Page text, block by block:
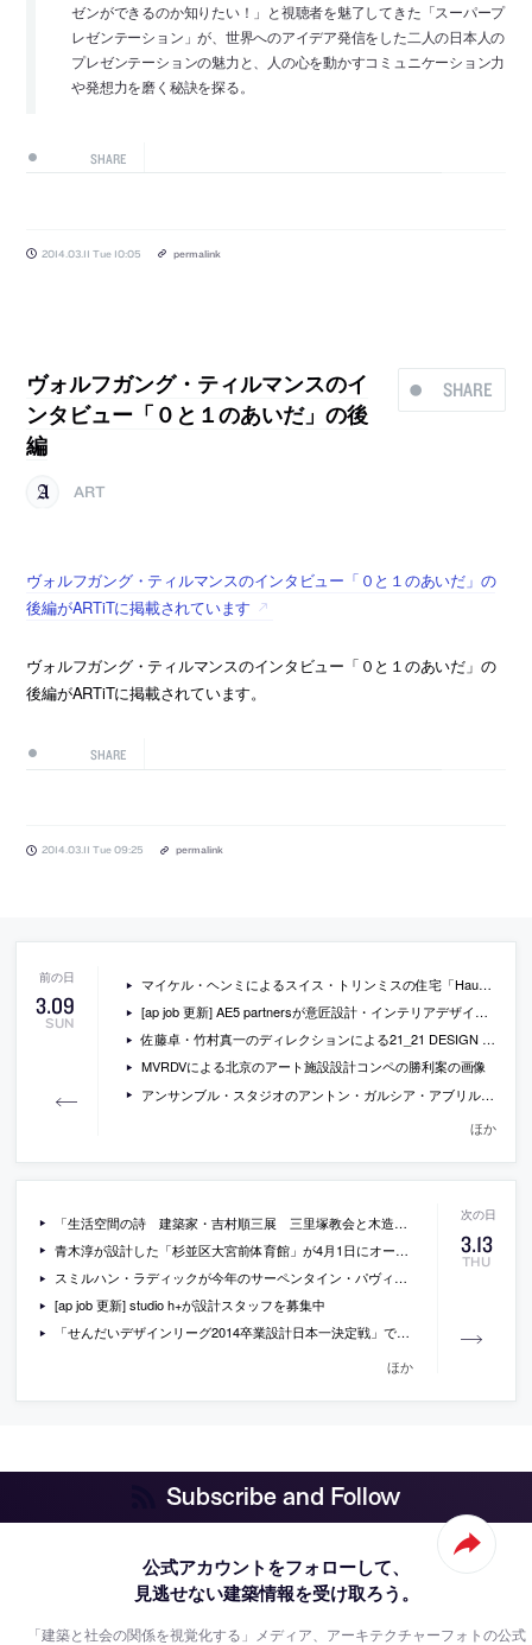
ゼンができるのか知りたい！」と視聴者を魅了してきた「スーパープ
レゼンテーション」が、世界へのアイデア発信をした二人の日本人の
プレゼンテーションの魅力と、人の心を動かすコミュニケーション力
や発想力を磨く秘訣を探る。
SHARE
2014.03.11 Tue 10:05 permalink
SHARE
ヴォルフガング・ティルマンスのイ
ンタビュー「０と１のあいだ」の後
編
ART
ヴォルフガング・ティルマンスのインタビュー「０と１のあいだ」の
後編がARTiTに掲載されています
ヴォルフガング・ティルマンスのインタビュー「０と１のあいだ」の
後編がARTiTに掲載されています。
SHARE
2014.03.11 Tue 09:25 permalink
3.09
SUN
マイケル・ヘンミによるスイス・トリンミスの住宅「Haus Hemmi」の写真
[ap job 更新] AE5 partnersが意匠設計・インテリアデザイナー・現場監理スタッフを募集中
佐藤卓・竹村真一のディレクションによる21_21 DESIGN SIGHでの展覧会「コメ展」の会場写真
MVRDVによる北京のアート施設設計コンペの勝利案の画像
アンサンブル・スタジオのアントン・ガルシア・アブリルのインタビュー動画
ほか
3.13
THU
「生活空間の詩 建築家・吉村順三展 三里塚教会と木造住宅を通して」が京都で開催
青木淳が設計した「杉並区大宮前体育館」が4月1日にオープン。
スミルハン・ラディックが今年のサーペンタイン・パヴィリオンを手掛けることに
[ap job 更新] studio h+が設計スタッフを募集中
「せんだいデザインリーグ2014卒業設計日本一決定戦」で、日本一になった作品の写真など
ほか
Subscribe and Follow
公式アカウントをフォローして、
見逃せない建築情報を受け取ろう。
「建築と社会の関係を視覚化する」メディア、アーキテクチャーフォトの公式